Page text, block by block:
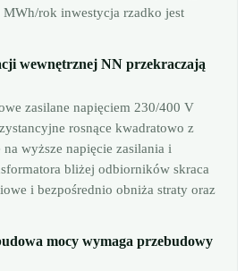
MWh/rok inwestycja rzadko jest
wewnętrznej NN przekraczają
zasilane napięciem 230/400 V
rosnące kwadratowo z
na wyższe napięcie zasilania i
bliżej odbiorników skraca
i bezpośrednio obniża straty oraz
mocy wymaga przebudowy